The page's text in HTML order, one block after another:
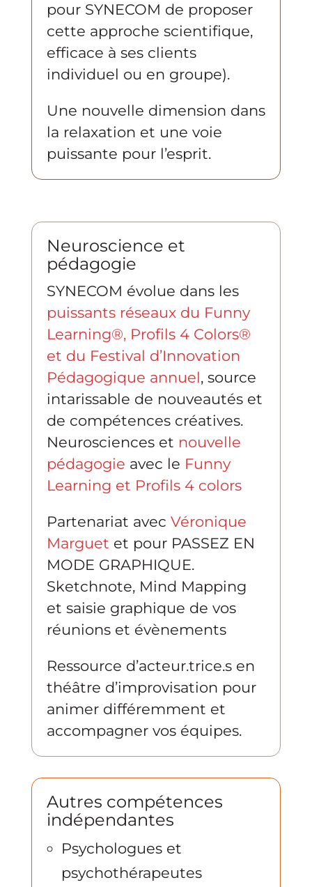
pour SYNECOM de proposer
cette approche scientifique,
efficace à ses clients
individuel ou en groupe).
Une nouvelle dimension dans
la relaxation et une voie
puissante pour l’esprit.
Neuroscience et
pédagogie
SYNECOM évolue dans les
puissants réseaux du Funny
Learning®, Profils 4 Colors®
et du Festival d’Innovation
Pédagogique annuel, source
intarissable de nouveautés et
de compétences créatives.
Neurosciences et nouvelle
pédagogie avec le Funny
Learning et Profils 4 colors
Partenariat avec Véronique
Marguet et pour PASSEZ EN
MODE GRAPHIQUE.
Sketchnote, Mind Mapping
et saisie graphique de vos
réunions et évènements
Ressource d’acteur.trice.s en
théâtre d’improvisation pour
animer différemment et
accompagner vos équipes.
Autres compétences
indépendantes
Psychologues et
psychothérapeutes